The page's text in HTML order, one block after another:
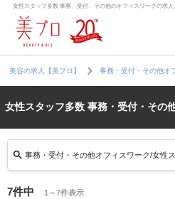
女性スタッフ多数 事務、受付、その他のオフィスワークの求人
美容の求人【美プロ】 事務・受付・その他オ
女性スタッフ多数 事務・受付・その
事務・受付・その他オフィスワーク/女性
7件中 1～7件表示